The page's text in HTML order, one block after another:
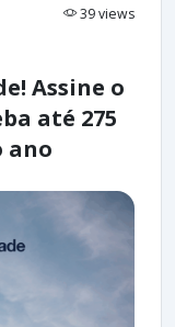
39 views
Assine o
até 275
ano